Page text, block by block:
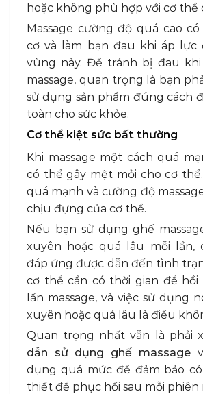
hoặc không phù hợp với cơ thể
Massage cường độ quá cao
cơ và làm bạn đau khi áp lực
vùng này. Để tránh bị đau
massage, quan trọng là bạn
sử dụng sản phẩm đúng cách
toàn cho sức khỏe.
Cơ thể kiệt sức bất thường
Khi massage một cách quá
có thể gây mệt mỏi cho cơ
quá mạnh và cường độ
chịu đựng của cơ thể.
Nếu bạn sử dụng ghế
xuyên hoặc quá lâu mỗi lần,
đáp ứng được dẫn đến tình
cơ thể cần có thời gian để hồi
lần massage, và việc sử dụng
xuyên hoặc quá lâu là điều
Quan trọng nhất vẫn là phải
dẫn sử dụng ghế massage
dụng quá mức để đảm bảo
thiết để phục hồi sau mỗi phiên